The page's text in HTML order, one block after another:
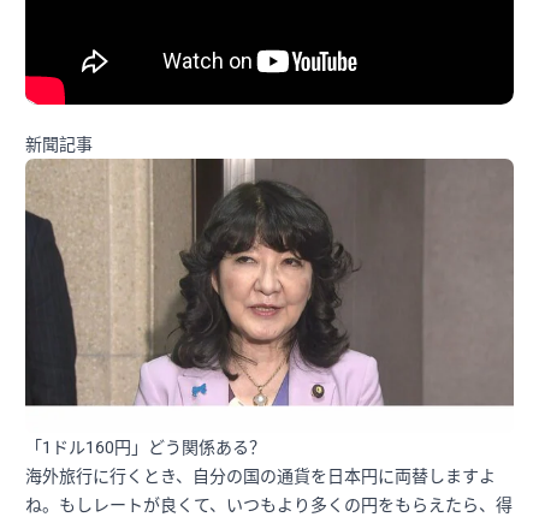
新聞記事
「1ドル160円」どう関係ある？
海外旅行に行くとき、自分の国の通貨を日本円に両替しますよ
ね。もしレートが良くて、いつもより多くの円をもらえたら、得